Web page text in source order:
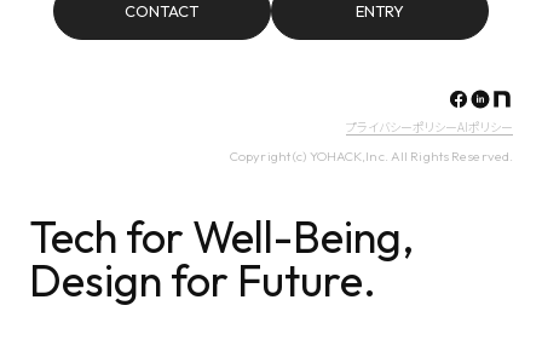
CONTACT ENTRY
Tech for Well-Being,
Design for Future.
プライバシーポリシーAIポリシー
Copyright (c) YOHACK,Inc. All Rights Reserved.